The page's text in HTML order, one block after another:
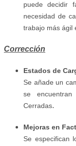
puede decidir
necesidad de
trabajo más ágil
Corrección
Estados de
Se añade un
se
Cerradas.
Mejoras en
Se especifican